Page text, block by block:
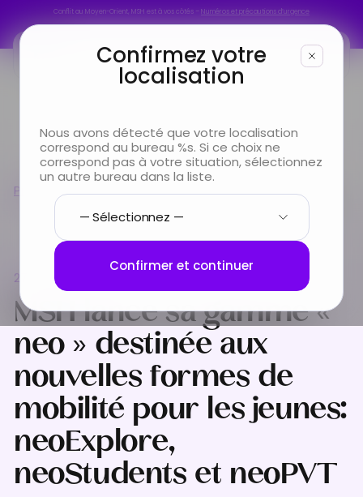
Confirmez votre
localisation
Nous avons détecté que votre localisation
correspond au bureau %s. Si ce choix ne
correspond pas à votre situation, sélectionnez
un autre bureau dans la liste.
Confirmer et continuer
Conflit au Moyen-Orient, MSH est à vos côtés –Numéros et précautions d’urgence
Vous cherchez
Infos & Services
Nous connaître
Presse MSH lance sa gamme « neo » destinée aux
nouvelles formes de mobilité pour les jeunes:
neoExplore, neoStudents et neoPVT
27 août 2025
MSH lance sa gamme «
neo » destinée aux
nouvelles formes de
mobilité pour les jeunes:
neoExplore,
neoStudents et neoPVT